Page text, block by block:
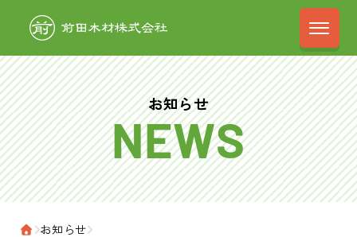
前田木材株式
お知らせ
ホーム
›お知らせ›